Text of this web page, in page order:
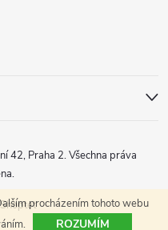
procházením tohoto webu
ROZUMÍM
42, Praha 2. Všechna práva